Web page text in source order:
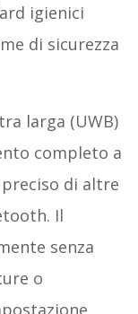
igienici
di sicurezza
larga (UWB)
completo a
di altre
Il
senza
o